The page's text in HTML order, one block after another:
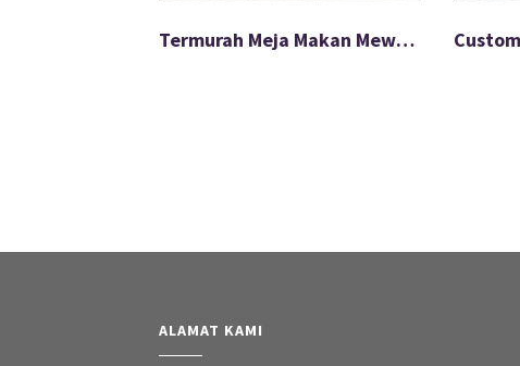
Termurah Meja Makan Mewah Stainless Untuk Dapur FS-920
ALAMAT KAMI